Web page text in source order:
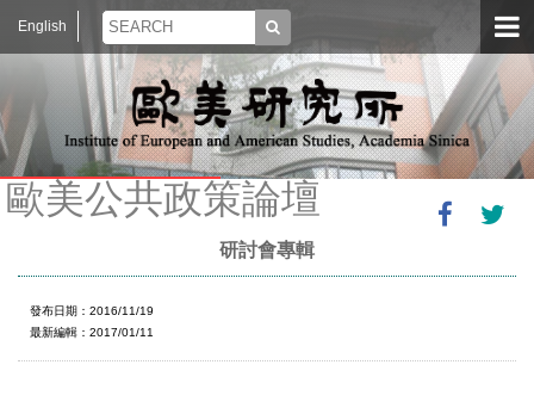
English
歐美公共政策論壇
研討會專輯
發布日期：2016/11/19
最新編輯：2017/01/11